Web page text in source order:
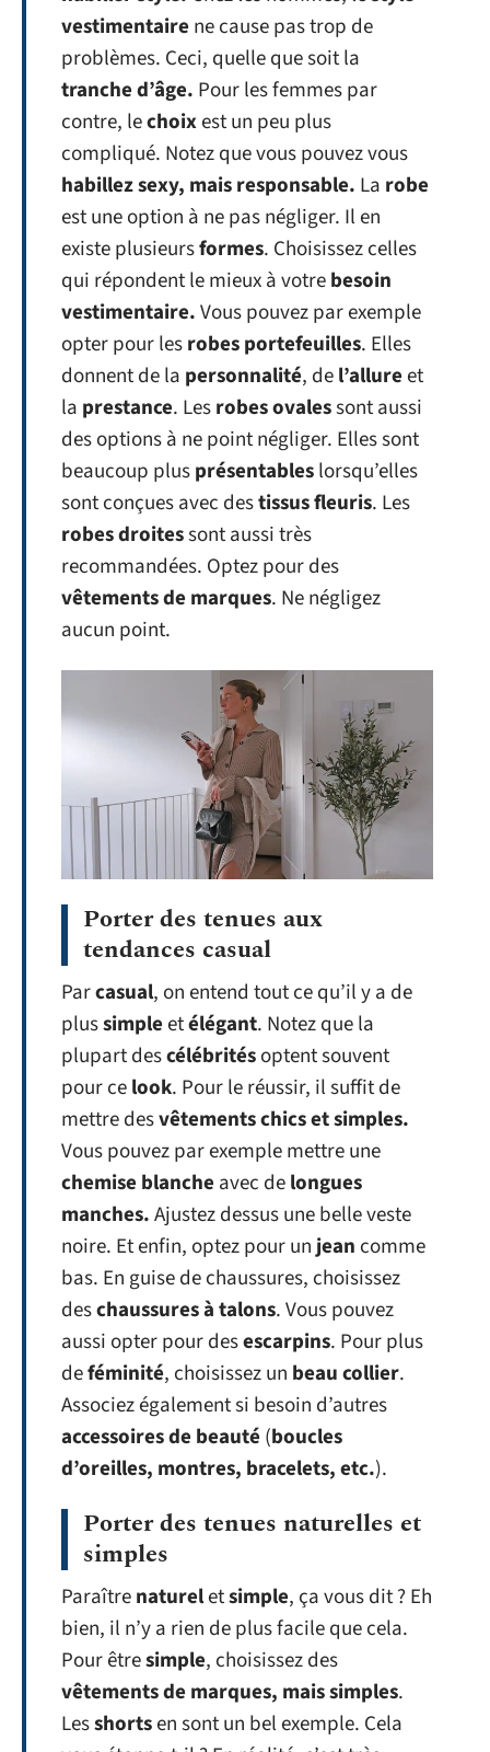
vestimentaire ne cause pas trop de
problèmes. Ceci, quelle que soit la
tranche d’âge. Pour les femmes par
contre, lechoixest un peu plus
compliqué. Notez que vous pouvez vous
habillez sexy, mais responsable. La robe
est une option à ne pas négliger. Il en
existe plusieursformes. Choisissez celles
qui répondent le mieux à votrebesoin
vestimentaire.Vous pouvez par exemple
opter pour lesrobes portefeuilles. Elles
donnent de la personnalité, del’allureet
la prestance. Lesrobes ovalessont aussi
des options à ne point négliger. Elles sont
beaucoup plusprésentableslorsqu’elles
sont conçues avec destissus fleuris. Les
robes droitessont aussi très
recommandées. Optez pour des
vêtements de marques. Ne négligez
aucun point.
Porter des tenues aux
tendances casual
Parcasual, on entend tout ce qu’il y a de
plussimpleetélégant. Notez que la
plupart descélébritésoptent souvent
pour celook. Pour le réussir, il suffit de
mettre desvêtements chics et simples.
Vous pouvez par exemple mettre une
chemise blanche avec delongues
manches.Ajustez dessus une belle veste
noire. Et enfin, optez pour unjean comme
bas. En guise de chaussures, choisissez
deschaussures à talons. Vous pouvez
aussi opter pour desescarpins. Pour plus
deféminité, choisissez un beau collier.
Associez également si besoin d’autres
accessoires de beauté (boucles
d’oreilles, montres, bracelets, etc.).
Porter des tenues naturelles et
simples
Paraîtrenatureletsimple, ça vous dit ? Eh
bien, il n’y a rien de plus facile que cela.
Pour êtresimple, choisissez des
vêtements de marques, mais simples.
Lesshortsen sont un bel exemple. Cela